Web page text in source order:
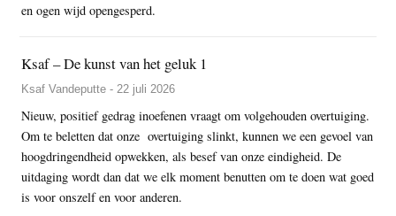
en ogen wijd opengesperd.
Ksaf – De kunst van het geluk 1
Ksaf Vandeputte - 22 juli 2026
Nieuw, positief gedrag inoefenen vraagt om volgehouden overtuiging.
Om te beletten dat onze overtuiging slinkt, kunnen we een gevoel van
hoogdringendheid opwekken, als besef van onze eindigheid. De
uitdaging wordt dan dat we elk moment benutten om te doen wat goed
is voor onszelf en voor anderen.